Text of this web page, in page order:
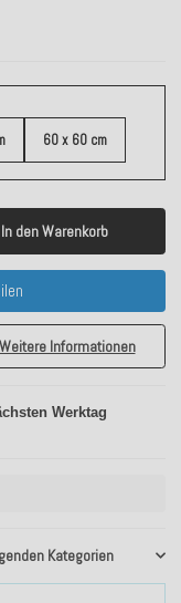
Kategorien
60 x 60 cm
In den Warenkorb
Weitere Informationen
Werktag